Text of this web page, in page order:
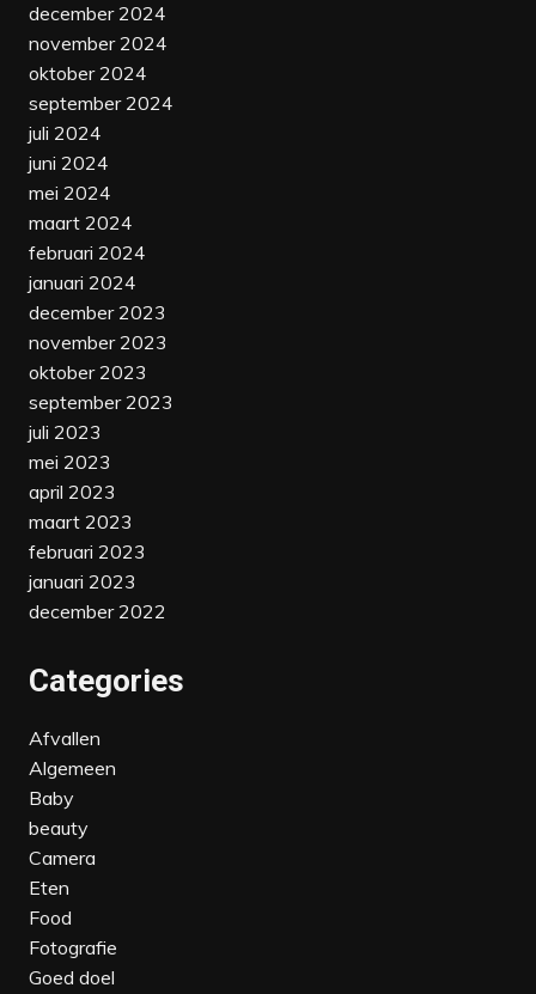
december 2024
november 2024
oktober 2024
september 2024
juli 2024
juni 2024
mei 2024
maart 2024
februari 2024
januari 2024
december 2023
november 2023
oktober 2023
september 2023
juli 2023
mei 2023
april 2023
maart 2023
februari 2023
januari 2023
december 2022
Categories
Afvallen
Algemeen
Baby
beauty
Camera
Eten
Food
Fotografie
Goed doel